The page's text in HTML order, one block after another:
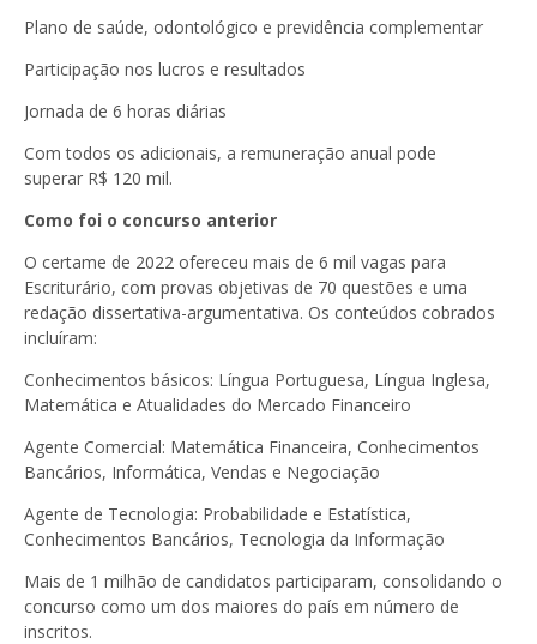
Plano de saúde, odontológico e previdência complementar
Participação nos lucros e resultados
Jornada de 6 horas diárias
Com todos os adicionais, a remuneração anual pode
superar R$ 120 mil.
Como foi o concurso anterior
O certame de 2022 ofereceu mais de 6 mil vagas para
Escriturário, com provas objetivas de 70 questões e uma
redação dissertativa-argumentativa. Os conteúdos cobrados
incluíram:
Conhecimentos básicos: Língua Portuguesa, Língua Inglesa,
Matemática e Atualidades do Mercado Financeiro
Agente Comercial: Matemática Financeira, Conhecimentos
Bancários, Informática, Vendas e Negociação
Agente de Tecnologia: Probabilidade e Estatística,
Conhecimentos Bancários, Tecnologia da Informação
Mais de 1 milhão de candidatos participaram, consolidando o
concurso como um dos maiores do país em número de
inscritos.